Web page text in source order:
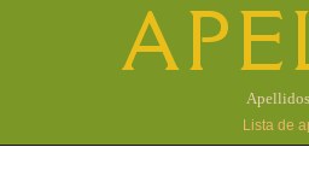
Lista de